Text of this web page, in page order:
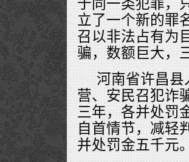
于同一类犯罪，
立了一个新的罪
召以非法占有为
骗，数额巨大，
河南省许昌
营、安民召犯诈
三年，各并处罚
自首情节，减轻
并处罚金五千元